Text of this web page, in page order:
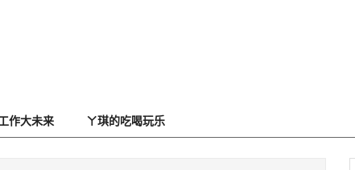
作大未来 ㄚ琪的吃喝玩乐